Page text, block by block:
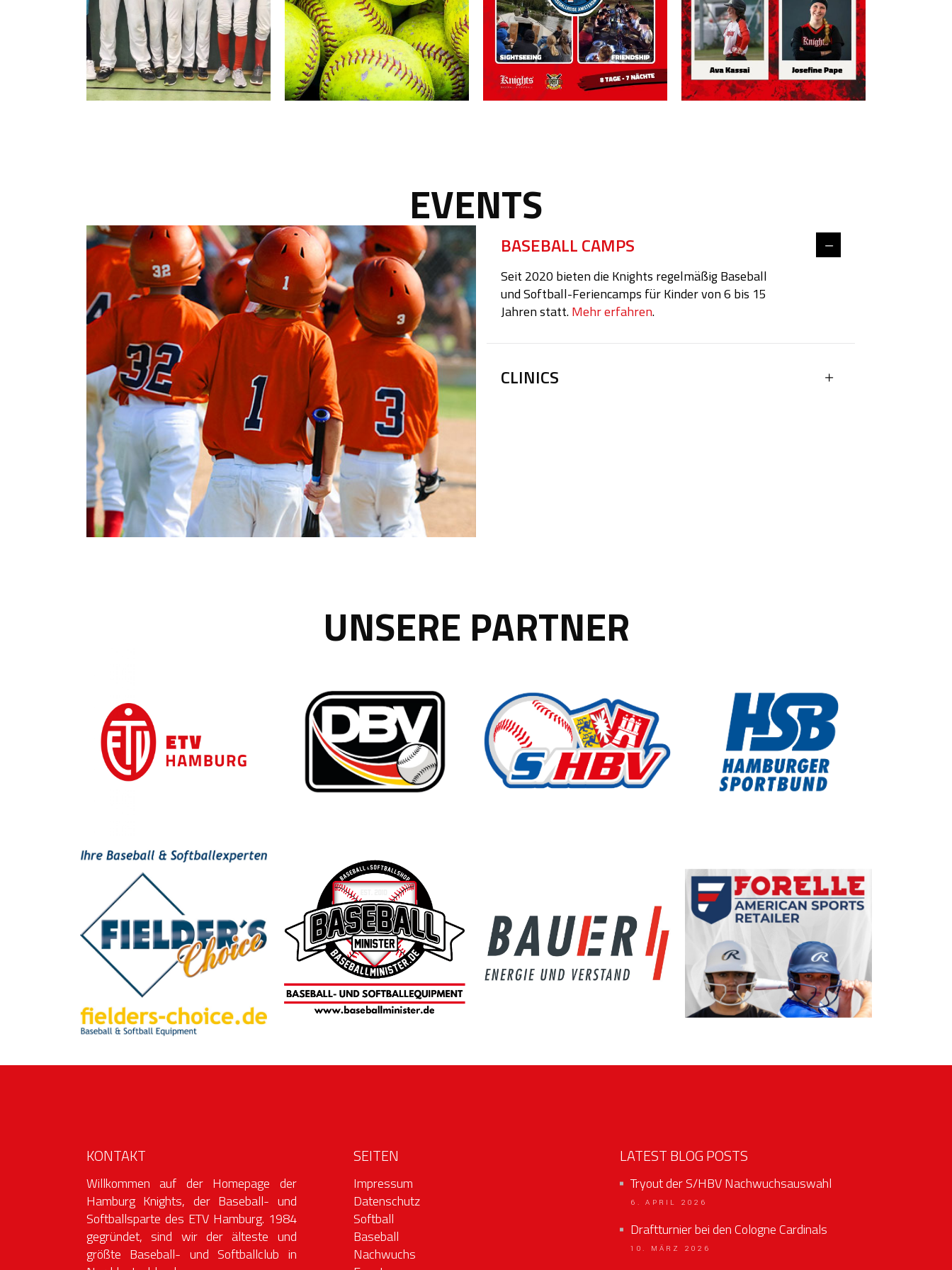
EVENTS
BASEBALL CAMPS
Seit 2020 bieten die Knights regelmäßig Baseball
und Softball-Feriencamps für Kinder von 6 bis 15
Jahren statt.Mehr erfahren.
CLINICS
UNSERE PARTNER
KONTAKT
Willkommen auf der Homepage der
Hamburg Knights, der Baseball- und
Softballsparte des ETV Hamburg. 1984
gegründet, sind wir der älteste und
größte Baseball- und Softballclub in
SEITEN
Impressum
Datenschutz
Softball
Baseball
Nachwuchs
LATEST BLOG POSTS
Tryout der S/HBV Nachwuchsauswahl
6. APRIL 2026
Draftturnier bei den Cologne Cardinals
10. MÄRZ 2026